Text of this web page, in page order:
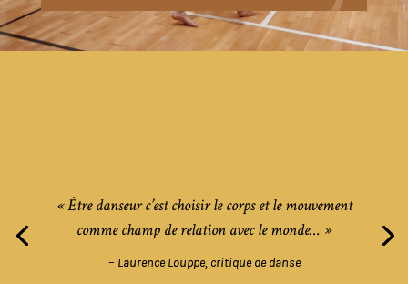
« Être danseur c’est choisir le corps et le mouvement
comme champ de relation avec le monde… »
– Laurence Louppe, critique de danse